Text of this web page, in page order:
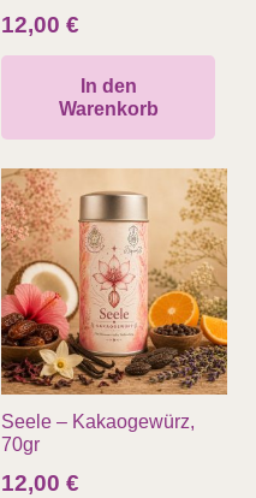
12,00 €
In den
Warenkorb
Seele – Kakaogewürz,
70gr
12,00 €